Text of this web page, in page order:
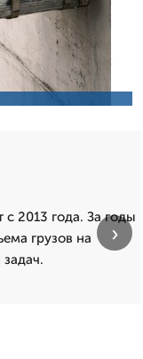
2013 года. За годы
грузов на
›